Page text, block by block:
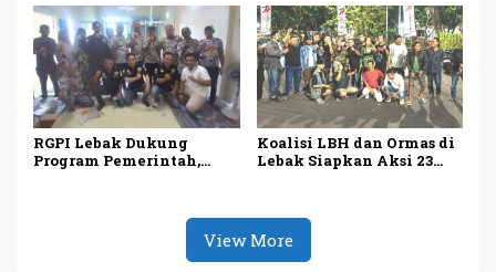
Tetap Lancar saat
Kemarau
Lima Tuntutan
RGPI Lebak Dukung
Program Pemerintah,
Kesejahteraan Rakyat
Koalisi LBH dan Ormas di
Lebak Siapkan Aksi 23
View More